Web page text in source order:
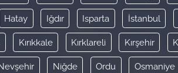
Hatay Iğdır Isparta İstanbul
Kırıkkale Kırklareli Kırşehir
Niğde Ordu Osmaniye